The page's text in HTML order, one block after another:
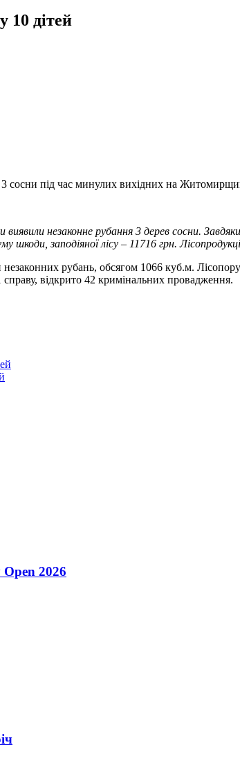
дітей
сосни під час минулих вихідних на
виявили незаконне рубання 3 дерев сосни.
шкоди, заподіяної лісу – 11716 грн.
незаконних рубань, обсягом 1066 куб.м.
відкрито 42 кримінальних провадження.
Open 2026